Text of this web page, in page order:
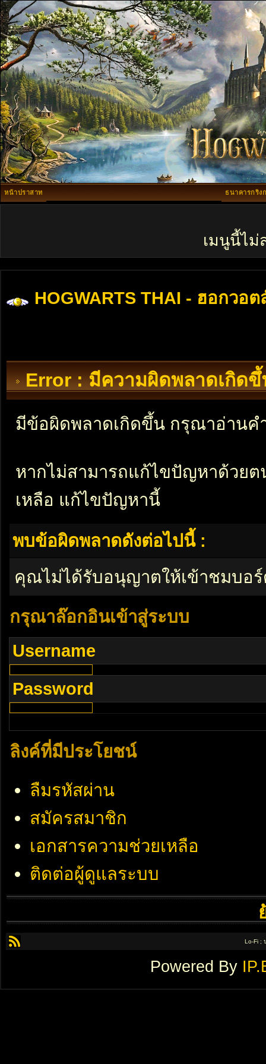
หน้าปราสาท ธนาคารกริง
เมนูนี้ไม่
HOGWARTS THAI - ฮอกวอต
Error : มีความผิดพลาดเกิดขึ้
มีข้อผิดพลาดเกิดขึ้น กรุณาอ่านค
หากไม่สามารถแก้ไขปัญหาด้วย
เหลือ แก้ไขปัญหานี้
พบข้อผิดพลาดดังต่อไปนี้ :
คุณไม่ได้รับอนุญาตให้เข้าชมบอ
กรุณาล๊อกอินเข้าสู่ระบบ
Username
Password
ลิงค์ที่มีประโยชน์
ลืมรหัสผ่าน
สมัครสมาชิก
เอกสารความช่วยเหลือ
ติดต่อผู้ดูแลระบบ
Lo-Fi ;
Powered By